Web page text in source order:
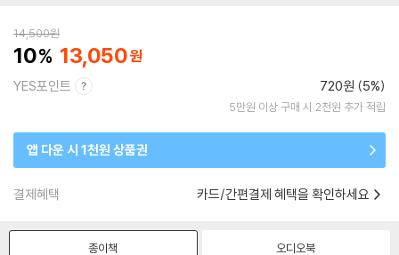
14,500원
10 13,050
YES포인트 720원 (5%)
5만원 이상 구매 시 2천원 추가 적립
앱 다운 시 1천원 상품권
결제혜택 카드/간편결제 혜택을 확인하세요
종이책 오디오북